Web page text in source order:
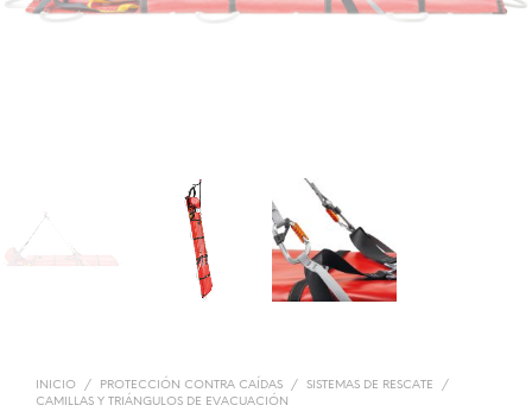
INICIO / PROTECCIÓN CONTRA CAÍDAS / SISTEMAS DE RESCATE
/
CAMILLAS Y TRIÁNGULOS DE EVACUACIÓN